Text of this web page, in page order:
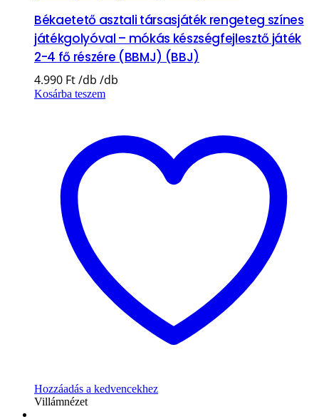
Békaetető asztali társasjáték rengeteg színes
játékgolyóval – mókás készségfejlesztő játék
2-4 fő részére (BBMJ) (BBJ)
4.990 Ft
Kosárba teszem
Hozzáadás a kedvencekhez
Villámnézet